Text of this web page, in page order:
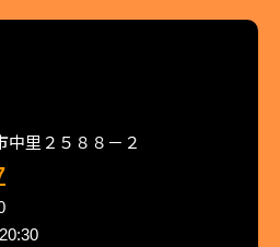
中里２５８８－２